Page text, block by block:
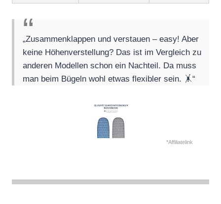
„Zusammenklappen und verstauen – easy! Aber
keine Höhenverstellung? Das ist im Vergleich zu
anderen Modellen schon ein Nachteil. Da muss
man beim Bügeln wohl etwas flexibler sein. 🤸“
*Affiliatelink